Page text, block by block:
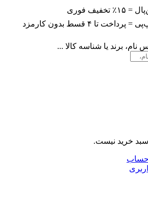
فوری
تا ۴ قسط بدون کارمزد
برند یا شناسه کالا ...
خرید نیست.
حساب